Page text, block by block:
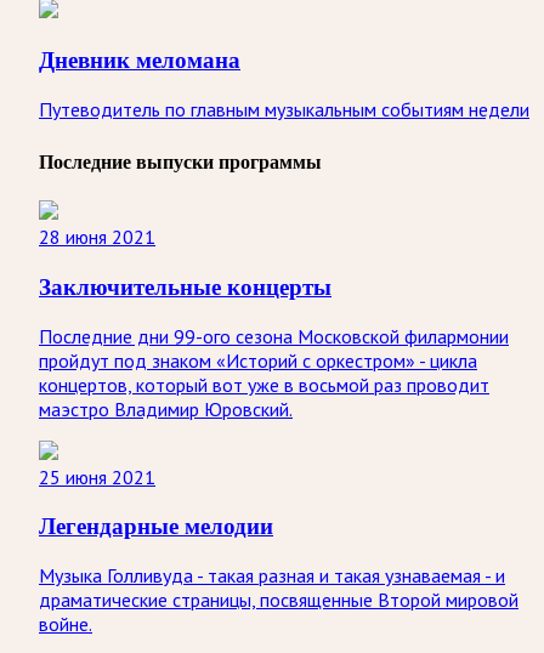
Дневник меломана
Путеводитель по главным музыкальным событиям недели
Последние выпуски программы
28 июня 2021
Заключительные концерты
Последние дни 99-ого сезона Московской филармонии
пройдут под знаком «Историй с оркестром» - цикла
концертов, который вот уже в восьмой раз проводит
маэстро Владимир Юровский.
25 июня 2021
Легендарные мелодии
Музыка Голливуда - такая разная и такая узнаваемая - и
драматические страницы, посвященные Второй мировой
войне.